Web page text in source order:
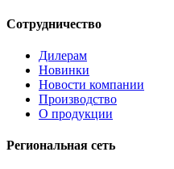
Сотрудничество
Дилерам
Новинки
Новости компании
Производство
О продукции
Региональная сеть